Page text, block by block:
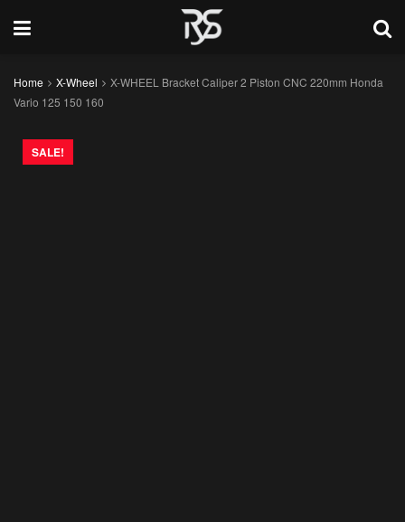
Home X-Wheel
X-WHEEL Bracket Caliper 2 Piston CNC 220mm Honda
Vario 125 150 160
SALE!